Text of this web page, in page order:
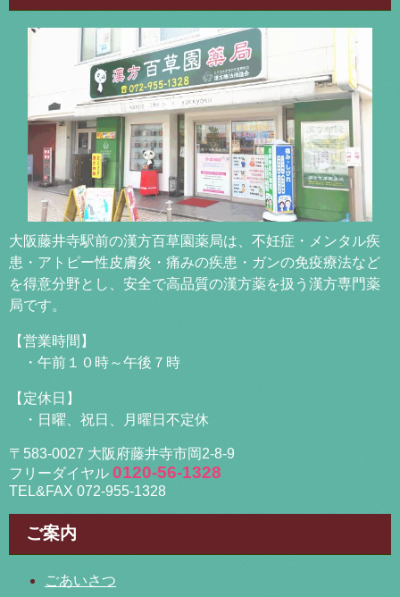
大阪藤井寺駅前の漢方百草園薬局は、不妊症・メンタル疾
患・アトピー性皮膚炎・痛みの疾患・ガンの免疫療法など
を得意分野とし、安全で高品質の漢方薬を扱う漢方専門薬
局です。
【営業時間】
・午前１０時～午後７時
【定休日】
・日曜、祝日、月曜日不定休
〒583-0027 大阪府藤井寺市岡2-8-9
フリーダイヤル 0120-56-1328
TEL&FAX 072-955-1328
ご案内
ごあいさつ